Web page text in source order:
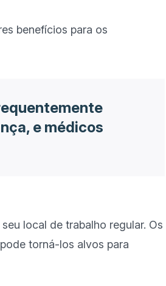
benefícios para os
e médicos
local de trabalho regular. Os
torná-los alvos para